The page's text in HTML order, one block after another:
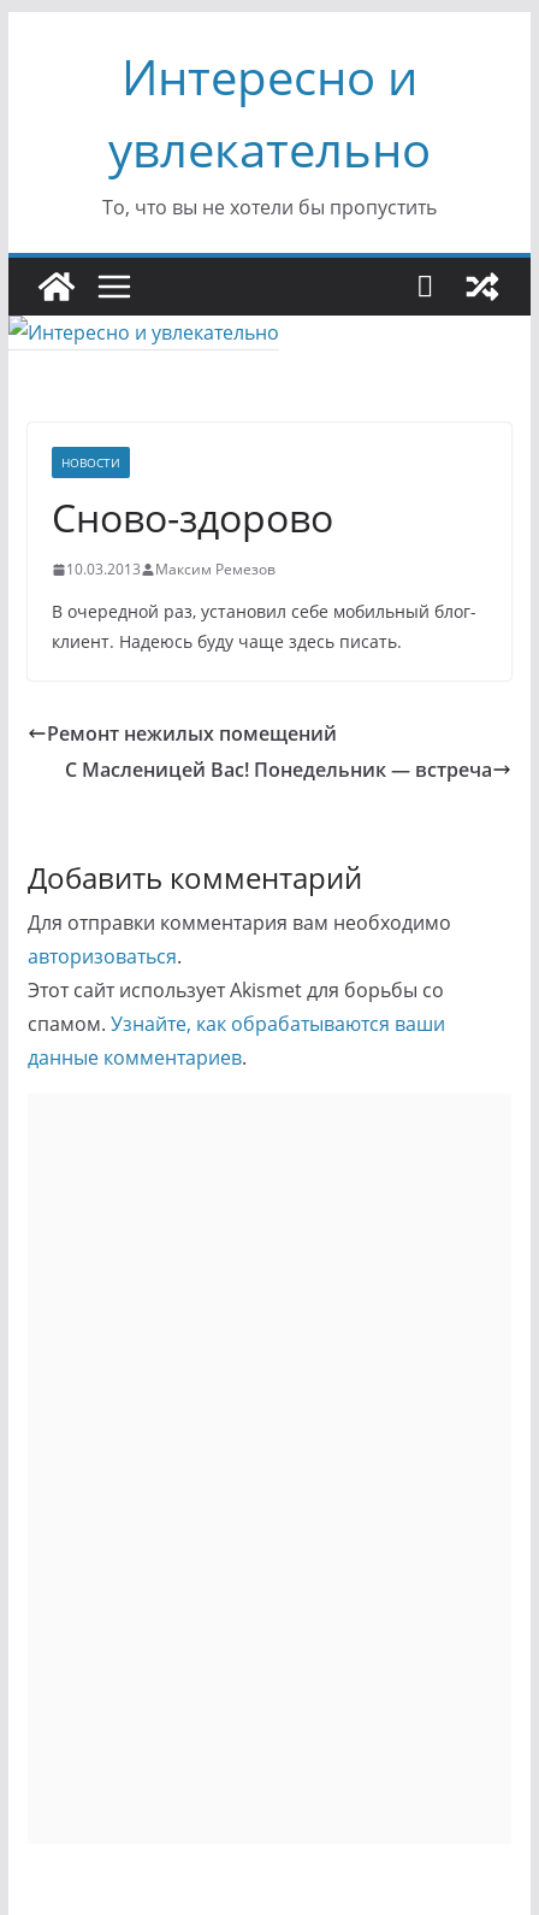
содержимомуИнтересно и
увлекательно
То, что вы не хотели бы пропустить
НОВОСТИ
Сново-здорово
10.03.2013 Максим Ремезов
В очередной раз, установил себе мобильный блог-
клиент. Надеюсь буду чаще здесь писать.
Ремонт нежилых помещений
С Масленицей Вас! Понедельник — встреча
Добавить комментарий
Для отправки комментария вам необходимо
авторизоваться.
Этот сайт использует Akismet для борьбы со
спамом. Узнайте, как обрабатываются ваши
данные комментариев.